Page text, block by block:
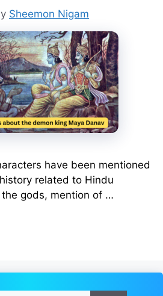
Sheemon Nigam
have been mentioned
related to Hindu
gods, mention of …